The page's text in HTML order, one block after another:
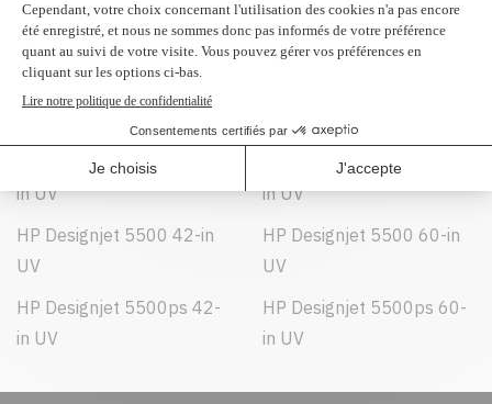
Peut être utilisé dans :
HP Designjet 5000 42-in
HP Designjet 5000ps 42-
in UV
HP Designjet 5000ps 60-
in UV
HP Designjet 5500 42-in
UV
HP Designjet 5500 60-in
UV
HP Designjet 5500ps 42-
in UV
HP Designjet 5500ps 60-
in UV